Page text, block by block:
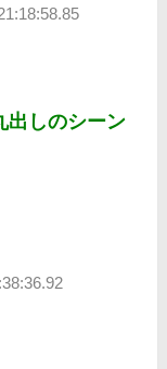
出しのシーン